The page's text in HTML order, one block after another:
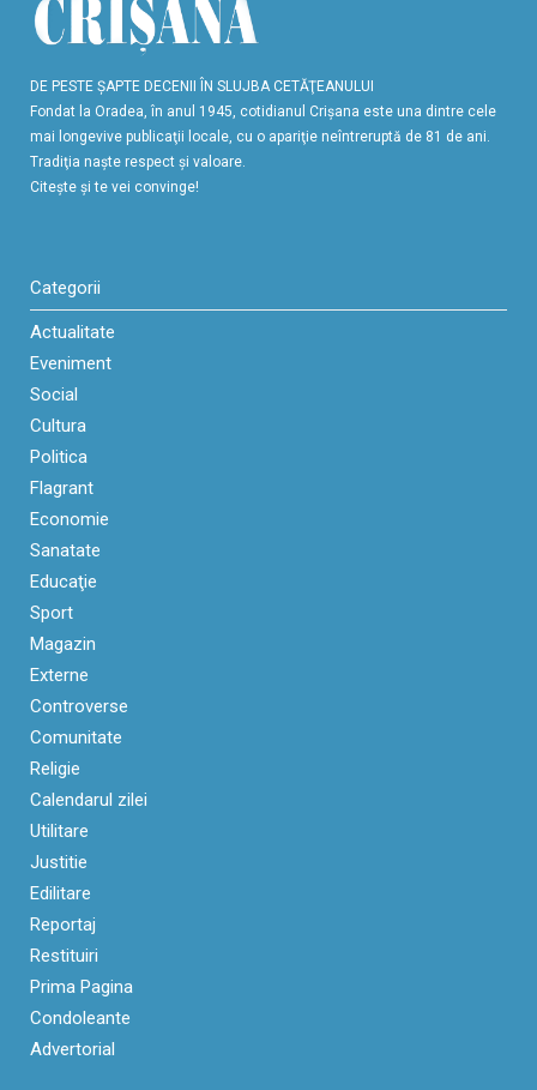
DE PESTE ŞAPTE DECENII ÎN SLUJBA CETĂŢEANULUI
Fondat la Oradea, în anul 1945, cotidianul Crişana este una dintre cele
mai longevive publicaţii locale, cu o apariţie neîntreruptă de 81 de ani.
Tradiţia naşte respect şi valoare.
Citeşte şi te vei convinge!
Categorii
Actualitate
Eveniment
Social
Cultura
Politica
Flagrant
Economie
Sanatate
Educaţie
Sport
Magazin
Externe
Controverse
Comunitate
Religie
Calendarul zilei
Utilitare
Justitie
Edilitare
Reportaj
Restituiri
Prima Pagina
Condoleante
Advertorial